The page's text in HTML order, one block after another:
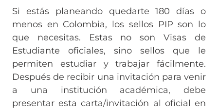
Si estás planeando quedarte 180 días o
menos en Colombia, los sellos PIP son lo
que necesitas. Estas no son Visas de
Estudiante oficiales, sino sellos que le
permiten estudiar y trabajar fácilmente.
Después de recibir una invitación para venir
a una institución académica, debe
presentar esta carta/invitación al oficial en